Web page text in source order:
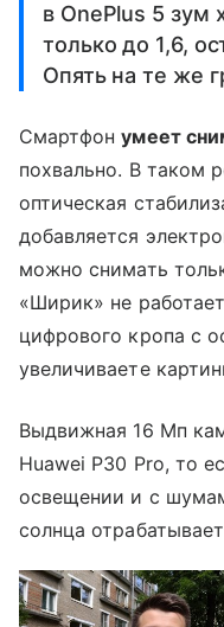
в OnePlus 5 зум
только до 1,6,
Опять на те же
Смартфонумеет
похвально. В таком
оптическая
добавляется
можно снимать
«Ширик» не
цифрового кропа с
увеличиваете
Выдвижная 16 Мп
Huawei P30 Pro, то
освещении и с
солнца